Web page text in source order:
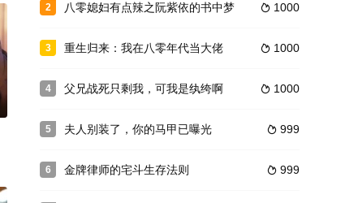
2  1000
八零媳妇有点辣之阮紫依的书中梦
3  1000
重生归来：我在八零年代当大佬
4  1000
父兄战死只剩我，可我是纨绔啊
5  999
夫人别装了，你的马甲已曝光
6  999
金牌律师的宅斗生存法则